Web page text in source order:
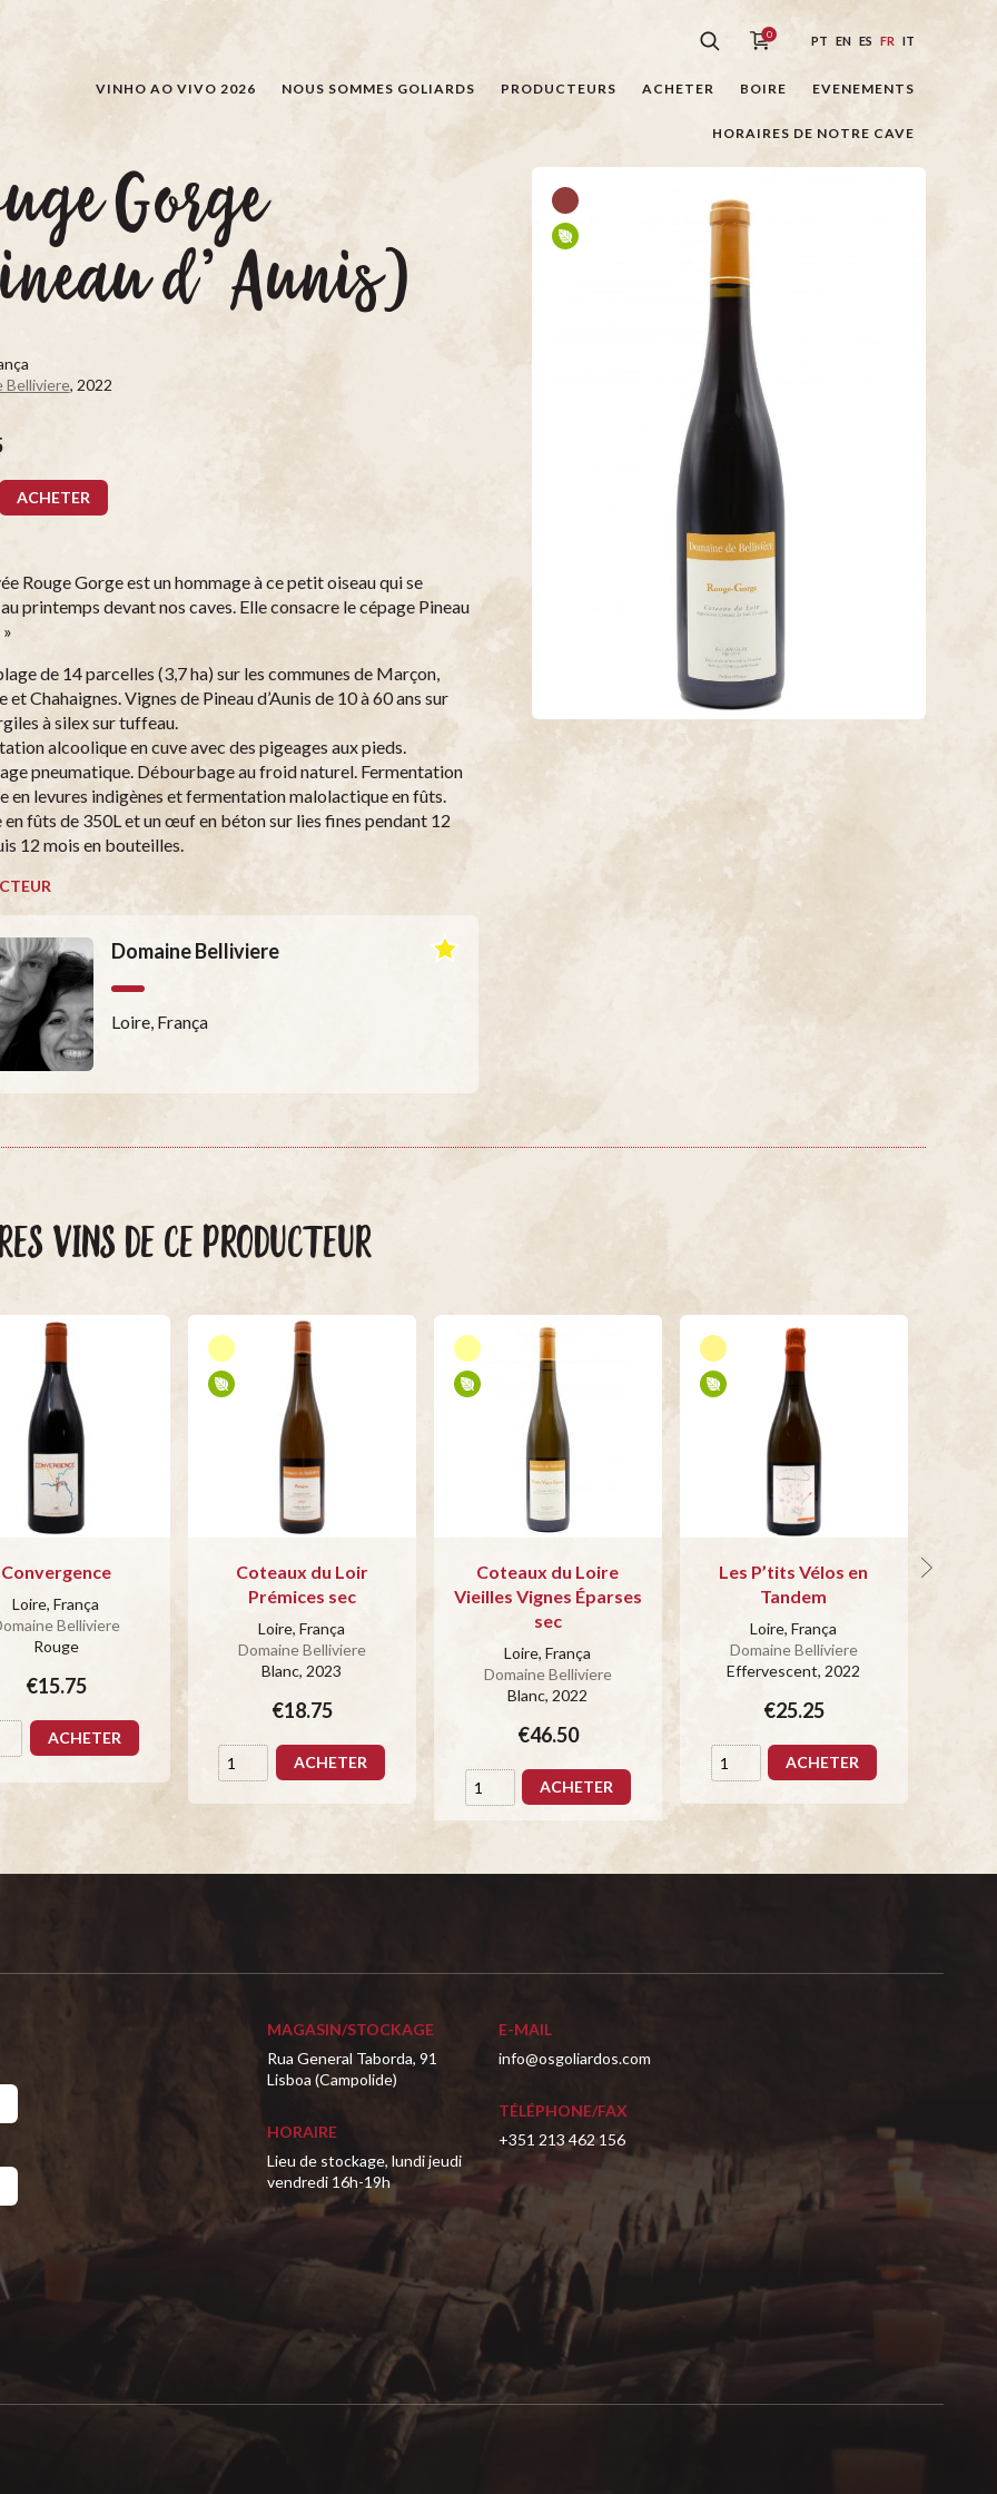
0 PT EN ES FR IT
VINHO AO VIVO 2026 NOUS SOMMES GOLIARDS PRODUCTEURS ACHETER BOIRE EVENEMENTS
HORAIRES DE NOTRE CAVE
Gorge
d’ Aunis)
Belliviere, 2022
ACHETER
Rouge Gorge est un hommage à ce petit oiseau qui se
printemps devant nos caves. Elle consacre le cépage Pineau
de 14 parcelles (3,7 ha) sur les communes de Marçon,
et Chahaignes. Vignes de Pineau d’Aunis de 10 à 60 ans sur
à silex sur tuffeau.
alcoolique en cuve avec des pigeages aux pieds.
pneumatique. Débourbage au froid naturel. Fermentation
en levures indigènes et fermentation malolactique en fûts.
en fûts de 350L et un œuf en béton sur lies fines pendant 12
12 mois en bouteilles.
Domaine Belliviere
Loire, França
VINS DE CE PRODUCTEUR
Convergence
Loire, França
Belliviere
Rouge
€15.75
ACHETER
Coteaux du Loir
Prémices sec
Loire, França
Domaine Belliviere
Blanc, 2023
€18.75
ACHETER
Coteaux du Loire
Vieilles Vignes Éparses
sec
Loire, França
Domaine Belliviere
Blanc, 2022
€46.50
ACHETER
Les P’tits Vélos en
Tandem
Loire, França
Domaine Belliviere
Effervescent, 2022
€25.25
ACHETER
MAGASIN/STOCKAGE
Rua General Taborda, 91
Lisboa (Campolide)
HORAIRE
Lieu de stockage, lundi jeudi
vendredi 16h-19h
E-MAIL
info@osgoliardos.com
TÉLÉPHONE/FAX
+351 213 462 156